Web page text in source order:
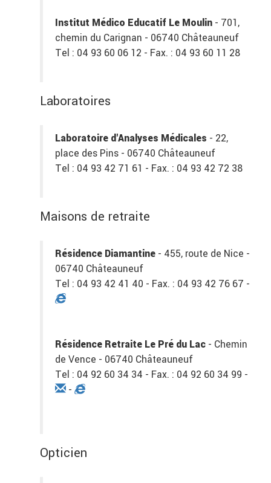
Institut Médico Educatif Le Moulin - 701,
chemin du Carignan - 06740 Châteauneuf
Tel : 04 93 60 06 12 - Fax. : 04 93 60 11 28
Laboratoires
Laboratoire d'Analyses Médicales - 22,
place des Pins - 06740 Châteauneuf
Tel : 04 93 42 71 61 - Fax. : 04 93 42 72 38
Maisons de retraite
Résidence Diamantine - 455, route de Nice -
06740 Châteauneuf
Tel : 04 93 42 41 40 - Fax. : 04 93 42 76 67 -
Résidence Retraite Le Pré du Lac - Chemin
de Vence - 06740 Châteauneuf
Tel : 04 92 60 34 34 - Fax. : 04 92 60 34 99 -
-
Opticien